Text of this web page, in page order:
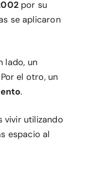
por su
se aplicaron
lado, un
el otro, un
.
vivir utilizando
espacio al